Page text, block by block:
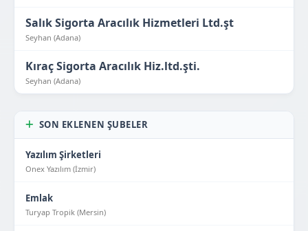
Salık Sigorta Aracılık Hizmetleri Ltd.şt
Seyhan (Adana)
Kıraç Sigorta Aracılık Hiz.ltd.şti.
Seyhan (Adana)
SON EKLENEN ŞUBELER
Yazılım Şirketleri
Onex Yazılım (İzmir)
Emlak
Turyap Tropik (Mersin)